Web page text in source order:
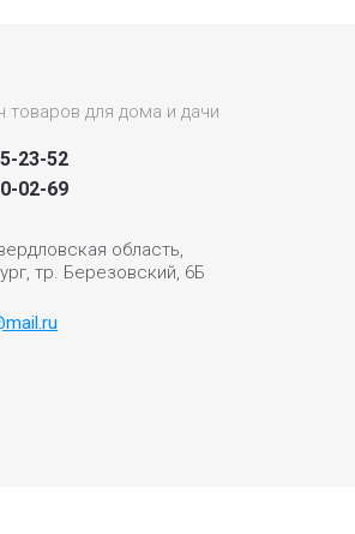
товаров для дома и дачи
23-52
02-69
область,
тр. Березовский, 6Б